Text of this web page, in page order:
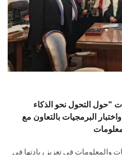
"حول التحول نحو الذكاء
البرمجيات بالتعاون مع
والمعلومات في تعزيز ريادتها في